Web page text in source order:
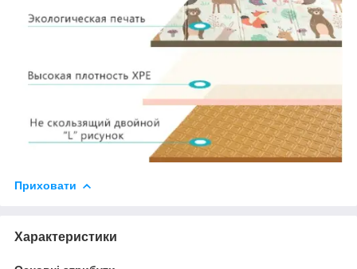
Приховати
Характеристики